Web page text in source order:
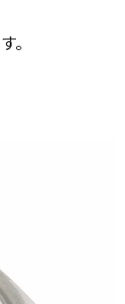
。